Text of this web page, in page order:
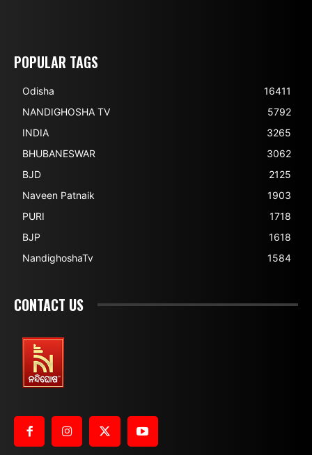
POPULAR TAGS
Odisha
16411
NANDIGHOSHA TV
5792
INDIA
3265
BHUBANESWAR
3062
BJD
2125
Naveen Patnaik
1903
PURI
1718
BJP
1618
NandighoshaTv
1584
CONTACT US